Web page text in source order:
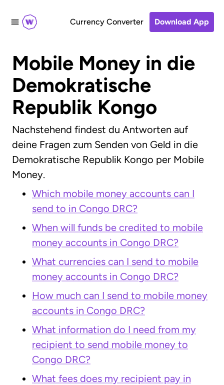
Currency Converter Download App
Mobile Money in die
Demokratische
Republik Kongo
Nachstehend findest du Antworten auf
deine Fragen zum Senden von Geld in die
Demokratische Republik Kongo per Mobile
Money.
Which mobile money accounts can I
send to in Congo DRC?
When will funds be credited to mobile
money accounts in Congo DRC?
What currencies can I send to mobile
money accounts in Congo DRC?
How much can I send to mobile money
accounts in Congo DRC?
What information do I need from my
recipient to send mobile money to
Congo DRC?
What fees does my recipient pay in